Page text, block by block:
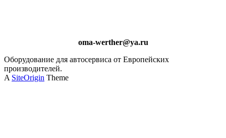
oma-werther@ya.ru
Оборудование для автосервиса от Европейских
производителей.
A SiteOrigin Theme